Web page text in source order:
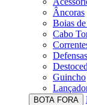
Âncoras
Boias
Cabo
Defensas
Guincho
BOTA FORA